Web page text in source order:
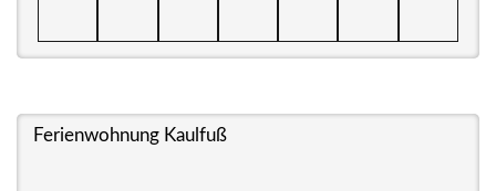
Ferienwohnung Kaulfuß